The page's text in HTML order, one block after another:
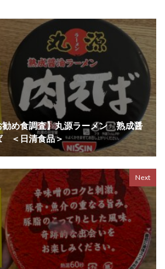
勧め食調査】丸源ラーメン 熟成醤
＜日清食品＞
Next